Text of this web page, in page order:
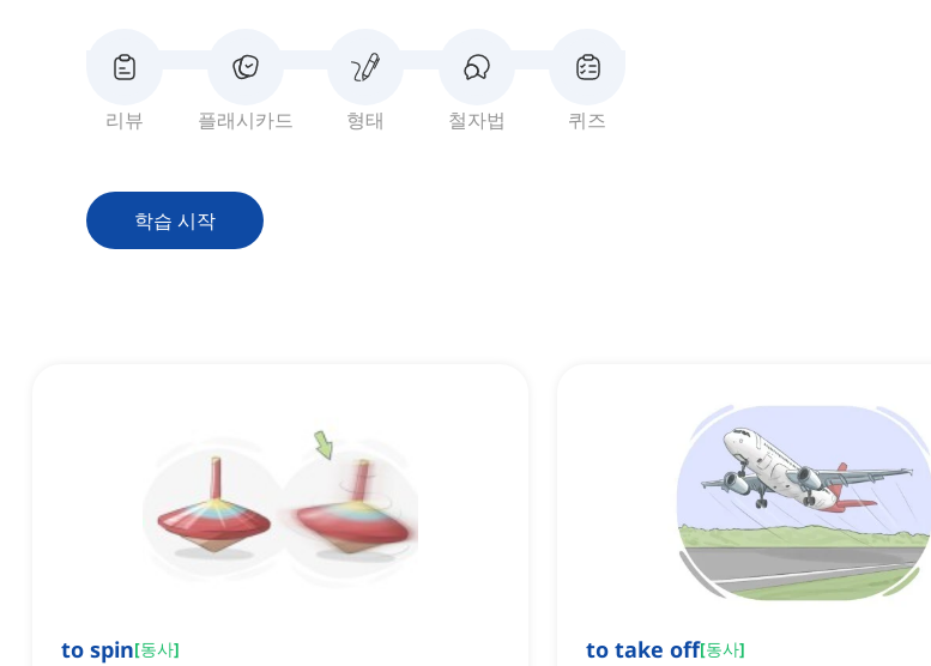
리뷰 플래시카드 형태 철자법 퀴즈
학습 시작
to spin[동사] to take off[동사]